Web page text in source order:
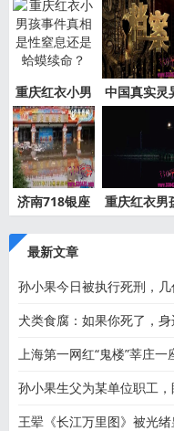
新加坡
事件盘
重庆红衣小男
孩事件
中国真实灵
济南718银座
重庆红衣男
最新文章
孙小果今日被执行死刑，
犬类食腐：如果你死了，
上海第一网红“鬼楼”莘庄
孙小果生父为某单位职工
王翚《长江万里图》被光